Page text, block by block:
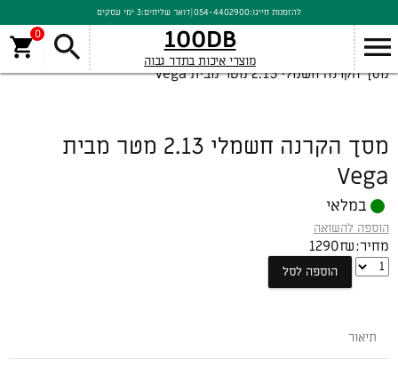
להזמנות חייגו:054-4402900
|דואר שליחים:3 ימי עסקים
100DB
מוצרי איכות בתדר גבוה
0
מסך הקרנה חשמלי 2.13 מטר מבית Vega
מסך הקרנה חשמלי 2.13 מטר מבית
Vega
במלאי
הוספה להשואה
מחיר: 1290₪
מסך
מטר
מבית
הוספה לסל
תיאור